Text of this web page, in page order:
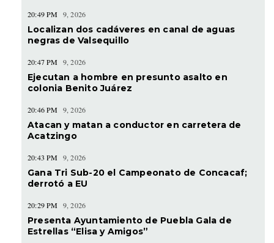
20:49 PM 9, 2026
Localizan dos cadáveres en canal de aguas
negras de Valsequillo
20:47 PM 9, 2026
Ejecutan a hombre en presunto asalto en
colonia Benito Juárez
20:46 PM 9, 2026
Atacan y matan a conductor en carretera de
Acatzingo
20:43 PM 9, 2026
Gana Tri Sub-20 el Campeonato de Concacaf;
derrotó a EU
20:29 PM 9, 2026
Presenta Ayuntamiento de Puebla Gala de
Estrellas “Elisa y Amigos”